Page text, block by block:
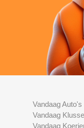
Vandaag Auto's
Vandaag
Vandaag